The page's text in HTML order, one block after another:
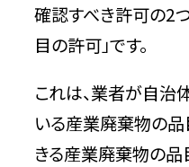
確認すべき許可の2
目の許可」です。
これは、業者が自治
いる産業廃棄物の品
きる産業廃棄物の品